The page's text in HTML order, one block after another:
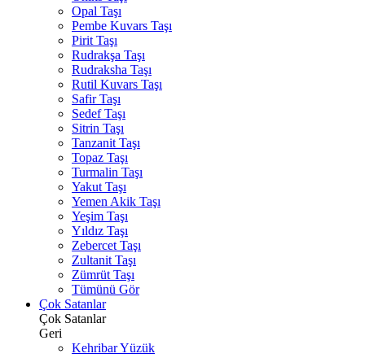
Opal Taşı
Pembe Kuvars Taşı
Pirit Taşı
Rudrakşa Taşı
Rudraksha Taşı
Rutil Kuvars Taşı
Safir Taşı
Sedef Taşı
Sitrin Taşı
Tanzanit Taşı
Topaz Taşı
Turmalin Taşı
Yakut Taşı
Yemen Akik Taşı
Yeşim Taşı
Yıldız Taşı
Zebercet Taşı
Zultanit Taşı
Zümrüt Taşı
Tümünü Gör
Çok Satanlar
Çok Satanlar
Geri
Kehribar Yüzük